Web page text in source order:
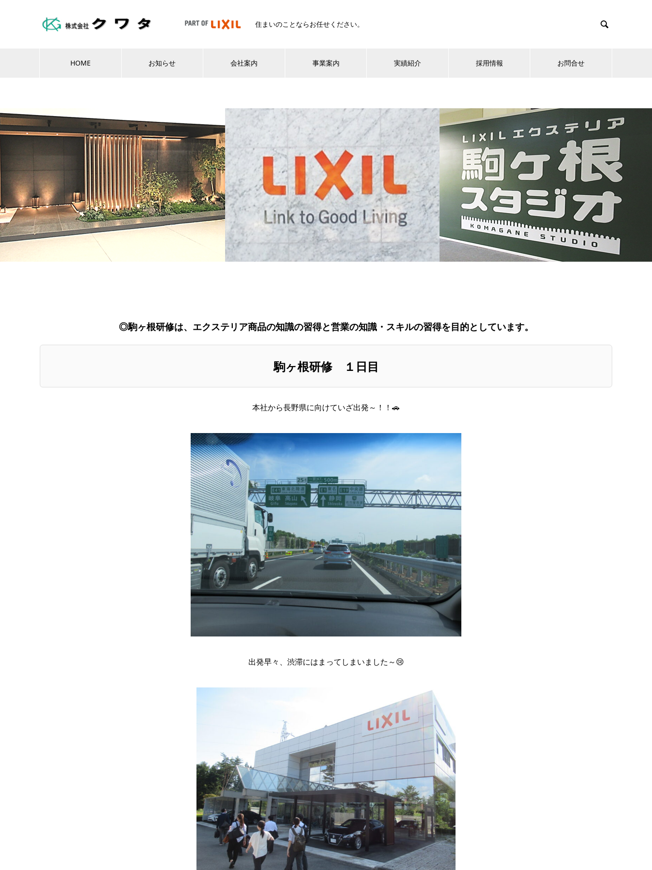
住まいのことならお任せください。 
HOME お知らせ 会社案内 事業案内 実績紹介 採用情報 お問合せ
◎駒ヶ根研修は、エクステリア商品の知識の習得と営業の知識・スキルの習得を目的としています。
駒ヶ根研修 １日目
本社から長野県に向けていざ出発～！！🚗
出発早々、渋滞にはまってしまいました～😢